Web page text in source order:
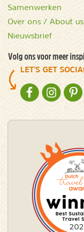
Samenwerken
Over ons / About us
Nieuwsbrief
Volg ons voor meer
LET'S GET